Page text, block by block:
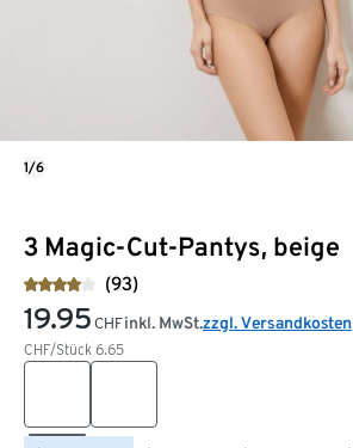
3 Magic-Cut-Pantys, beige
(93)
19.95 CHF
CHF/Stück 6.65
inkl. MwSt.zzgl. Versandkosten
1/6